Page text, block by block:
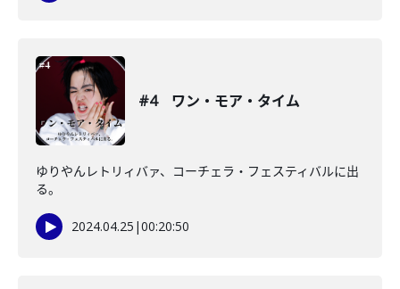
#4 ワン・モア・タイム
ゆりやんレトリィバァ、コーチェラ・フェスティバルに出
る。
2024.04.25 |00:20:50